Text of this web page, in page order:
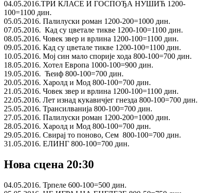
04.05.2016.ТРИ КЛАСЕ И ГОСПОЂА НУШИЋ 1200-
100=1100 дин.
05.05.2016. Палилуски роман 1200-200=1000 дин.
07.05.2016. Кад су цветале тикве 1200-100=1100 дин.
08.05.2016. Човек звер и врлина 1200-100=1100 дин.
09.05.2016. Кад су цветале тикве 1200-100=1100 дин.
10.05.2016. Мој син мало спорије хода 800-100=700 дин.
18.05.2016. Хотел Европа 1000-100=900 дин.
19.05.2016. Ћеиф 800-100=700 дин.
20.05.2016. Харолд и Мод 800-100=700 дин.
21.05.2016. Човек звер и врлина 1200-100=1100 дин.
22.05.2016. Лет изнад кукавичјег гнезда 800-100=700 дин.
25.05.2016. Трансилванија 800-100=700 дин.
27.05.2016. Палилуски роман 1200-200=1000 дин.
28.05.2016. Харолд и Мод 800-100=700 дин.
29.05.2016. Свирај то поново, Сем 800-100=700 дин.
31.05.2016. ЕЛИНГ 800-100=700 дин.
Нова сцена 20:30
04.05.2016. Трпеле 600-100=500 дин.